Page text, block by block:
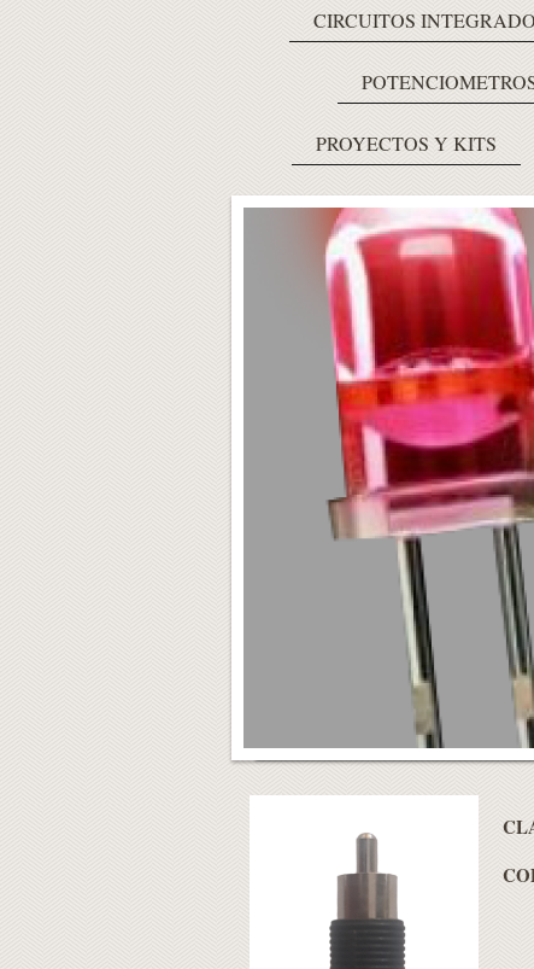
CIRCUITOS
PROYECTOS Y KITS